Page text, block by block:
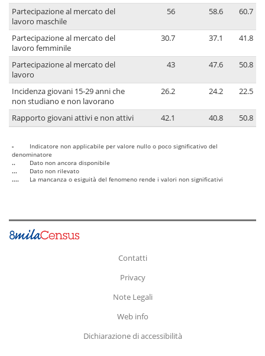
Partecipazione al mercato del
lavoro maschile
56 58.6 60.7
Partecipazione al mercato del
lavoro femminile
30.7 37.1 41.8
Partecipazione al mercato del
lavoro
43 47.6 50.8
Incidenza giovani 15-29 anni che
non studiano e non lavorano
26.2 24.2 22.5
Rapporto giovani attivi e non attivi 42.1 40.8 50.8
-
Indicatore non applicabile per valore nullo o poco significativo del
denominatore
..
Dato non ancora disponibile
...
Dato non rilevato
....
La mancanza o esiguità del fenomeno rende i valori non significativi
Contatti
Privacy
Note Legali
Web info
Dichiarazione di accessibilità